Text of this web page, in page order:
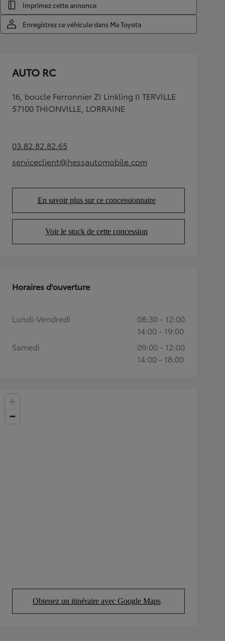
Imprimez cette annonce
Enregistrez ce véhicule dans Ma Toyota
AUTO RC
16, boucle Ferronnier ZI Linkling II TERVILLE
57100 THIONVILLE, LORRAINE
03.82.82.82.65(Opens in new tab)
serviceclient@hessautomobile.com
(Opens in new tab)
En savoir plus sur ce concessionnaire
(Opens in new tab)
Voir le stock de cette concession
(Opens in new tab)
Obtenez un itinéraire avec Google Maps
(Opens in new tab)
Horaires d'ouverture
Lundi-Vendredi
08:30 - 12:00
14:00 - 19:00
Samedi
09:00 - 12:00
14:00 - 18:00